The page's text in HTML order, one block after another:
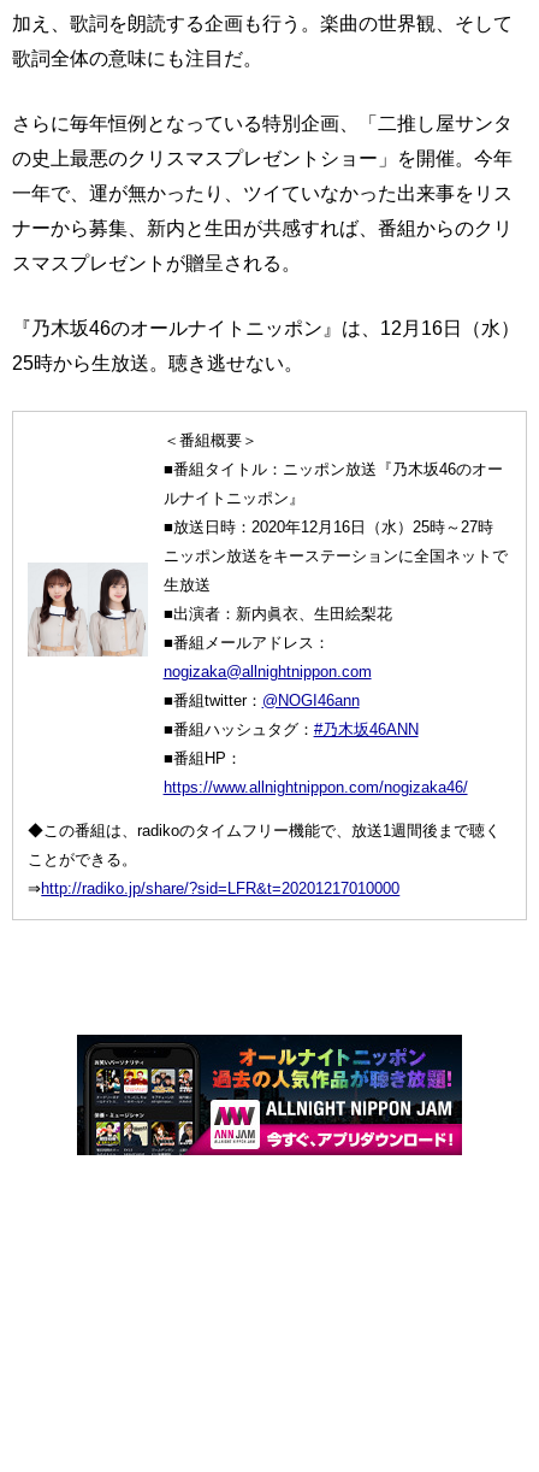
加え、歌詞を朗読する企画も行う。楽曲の世界観、そして
歌詞全体の意味にも注目だ。
さらに毎年恒例となっている特別企画、「二推し屋サンタ
の史上最悪のクリスマスプレゼントショー」を開催。今年
一年で、運が無かったり、ツイていなかった出来事をリス
ナーから募集、新内と生田が共感すれば、番組からのクリ
スマスプレゼントが贈呈される。
『乃木坂46のオールナイトニッポン』は、12月16日（水）
25時から生放送。聴き逃せない。
＜番組概要＞
■番組タイトル：ニッポン放送『乃木坂46のオー
ルナイトニッポン』
■放送日時：2020年12月16日（水）25時～27時
ニッポン放送をキーステーションに全国ネットで
生放送
■出演者：新内眞衣、生田絵梨花
■番組メールアドレス：
nogizaka@allnightnippon.com
■番組twitter： @NOGI46ann
■番組ハッシュタグ： #乃木坂46ANN
■番組HP：
https://www.allnightnippon.com/nogizaka46/
◆この番組は、radikoのタイムフリー機能で、放送1週間後まで聴く
ことができる。
⇒http://radiko.jp/share/?sid=LFR&t=20201217010000